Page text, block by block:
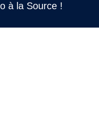
à la Source !